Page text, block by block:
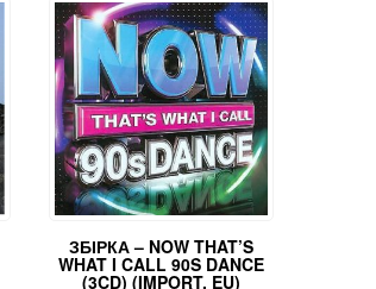
ЗБІРКА – NOW THAT’S
WHAT I CALL 90S DANCE
(3CD) (IMPORT, EU)